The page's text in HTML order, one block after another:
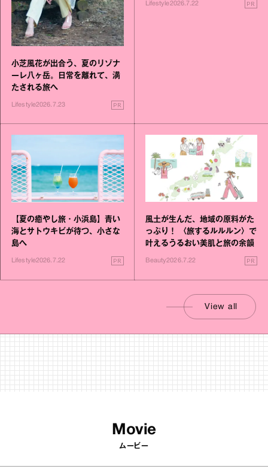
小芝風花が出合う、夏のリゾナ
ーレ八ヶ岳。日常を離れて、満
たされる旅へ
Lifestyle2026.7.23 PR
Lifestyle2026.7.22 PR
【夏の癒やし旅・小浜島】青い
海とサトウキビが待つ、小さな
島へ
Lifestyle2026.7.22 PR
風土が生んだ、地域の原料がた
っぷり！ 〈旅するルルルン〉で
叶えるうるおい美肌と旅の余韻
Beauty2026.7.22 PR
View all
Movie
ムービー